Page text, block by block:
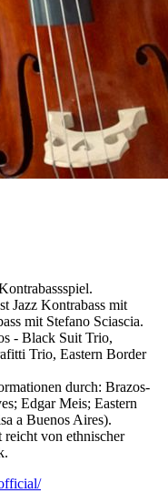
Jazz Kontrabass mit
mit Stefano Sciascia.
- Black Suit Trio,
Trio, Eastern Border
durch: Brazos-
Edgar Meis; Eastern
a Buenos Aires).
von ethnischer